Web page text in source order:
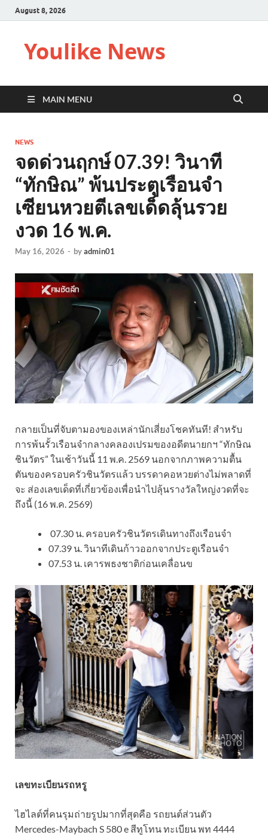
August 8, 2026
Youlike News
MAIN MENU
NEWS
จดด่วนฤกษ์ 07.39! วินาที
“ทักษิณ” พ้นประตูเรือนจำ
เซียนหวยตีเลขเด็ดลุ้นรวย
งวด 16 พ.ค.
May 16, 2026 - byadmin01
กลายเป็นที่จับตามองของเหล่านักเสี่ยงโชคทันที! สำหรับ
การพ้นรั้วเรือนจำกลางคลองเปรมของอดีตนายกฯ “ทักษิณ
ชินวัตร” ในเช้าวันนี้ 11 พ.ค. 2569 นอกจากภาพความตื้น
ตันของครอบครัวชินวัตรแล้ว บรรดาคอหวยต่างไม่พลาดที่
จะ ส่องเลขเด็ดที่เกี่ยวข้องเพื่อนำไปลุ้นรางวัลใหญ่งวดที่จะ
ถึงนี้ (16 พ.ค. 2569)
​07.30 น. ครอบครัวชินวัตรเดินทางถึงเรือนจำ
07.39 น. วินาทีเดินก้าวออกจากประตูเรือนจำ
​07.53 น. เคารพธงชาติก่อนเคลื่อนข
​เลขทะเบียนรถหรู
ไฮไลต์ที่คนรุมถ่ายรูปมากที่สุดคือ รถยนต์ส่วนตัว
Mercedes-Maybach S 580 e สีทูโทน ทะเบียน พท 4444